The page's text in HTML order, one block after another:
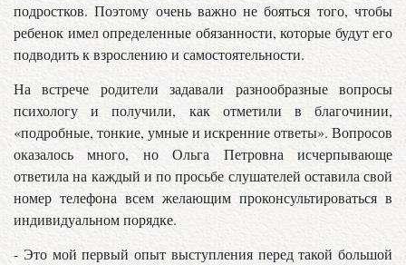
подростков. Поэтому очень важно не бояться того, чтобы
ребенок имел определенные обязанности, которые будут его
подводить к взрослению и самостоятельности.
На встрече родители задавали разнообразные вопросы
психологу и получили, как отметили в благочинии,
«подробные, тонкие, умные и искренние ответы». Вопросов
оказалось много, но Ольга Петровна исчерпывающе
ответила на каждый и по просьбе слушателей оставила свой
номер телефона всем желающим проконсультироваться в
индивидуальном порядке.
- Это мой первый опыт выступления перед такой большой